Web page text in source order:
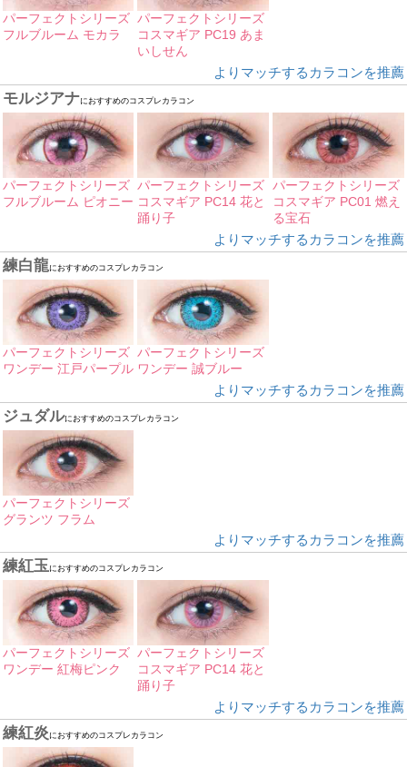
パーフェクトシリーズ
フルブルーム モカラ
パーフェクトシリーズ
コスマギア PC19 あま
いしせん
よりマッチするカラコンを推薦
モルジアナにおすすめのコスプレカラコン
パーフェクトシリーズ
フルブルーム ピオニー
パーフェクトシリーズ
コスマギア PC14 花と
踊り子
パーフェクトシリーズ
コスマギア PC01 燃え
る宝石
よりマッチするカラコンを推薦
練白龍におすすめのコスプレカラコン
パーフェクトシリーズ
ワンデー 江戸パープル
パーフェクトシリーズ
ワンデー 誠ブルー
よりマッチするカラコンを推薦
ジュダルにおすすめのコスプレカラコン
パーフェクトシリーズ
グランツ フラム
よりマッチするカラコンを推薦
練紅玉におすすめのコスプレカラコン
パーフェクトシリーズ
ワンデー 紅梅ピンク
パーフェクトシリーズ
コスマギア PC14 花と
踊り子
よりマッチするカラコンを推薦
練紅炎におすすめのコスプレカラコン